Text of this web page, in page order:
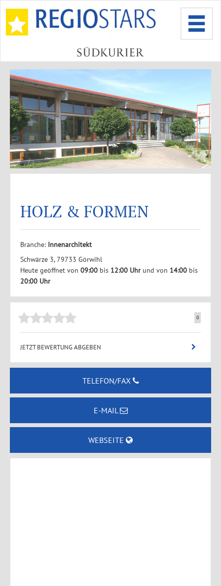
HOLZ & FORMEN
Branche: Innenarchitekt
Schwärze 3, 79733 Görwihl
Heute geöffnet von 09:00bis 12:00 Uhrund von 14:00bis
20:00 Uhr
0
JETZT BEWERTUNG ABGEBEN
TELEFON/FAX
E-MAIL
WEBSEITE